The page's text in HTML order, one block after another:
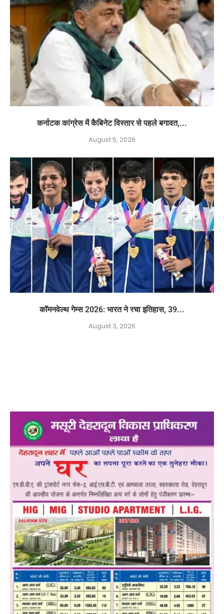
कर्नाटक कांग्रेस में कैबिनेट विस्तार से पहले बगावत,...
August 5, 2026
कॉमनवेल्थ गेम्स 2026: भारत ने रचा इतिहास, 39...
August 3, 2026